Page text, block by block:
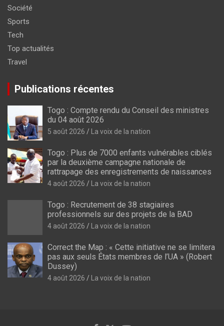
Société
Sports
Tech
Top actualités
Travel
Publications récentes
Togo : Compte rendu du Conseil des ministres
du 04 août 2026
5 août 2026 La voix de la nation
Togo : Plus de 7000 enfants vulnérables ciblés
par la deuxième campagne nationale de
rattrapage des enregistrements de naissances
4 août 2026 La voix de la nation
Togo : Recrutement de 38 stagiaires
professionnels sur des projets de la BAD
4 août 2026 La voix de la nation
Correct the Map : « Cette initiative ne se limitera
pas aux seuls États membres de l’UA » (Robert
Dussey)
4 août 2026 La voix de la nation